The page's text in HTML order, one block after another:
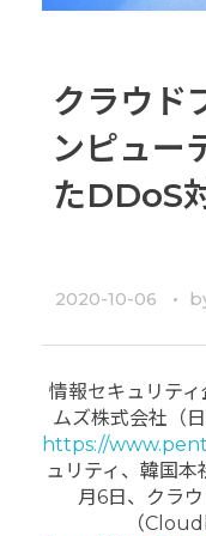
クラウド
ンピュー
たDDoS
2020-10-06
情報セキュリテ
ムズ株式会社（
https://
ュリティ、韓国
月6日、クラ
（